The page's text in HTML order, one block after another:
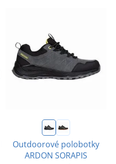
Outdoorové polobotky
ARDON SORAPIS